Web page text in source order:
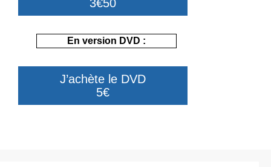
3€50
En version DVD :
J’achète le DVD
5€